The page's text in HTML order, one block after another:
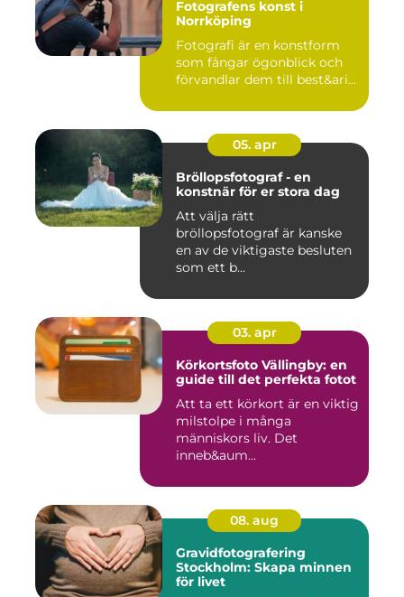
Fotografens konst i
Norrköping
Fotografi är en konstform
som fångar ögonblick och
förvandlar dem till best&ari...
05. apr
Bröllopsfotograf - en
konstnär för er stora dag
Att välja rätt
bröllopsfotograf är kanske
en av de viktigaste besluten
som ett b...
03. apr
Körkortsfoto Vällingby: en
guide till det perfekta fotot
Att ta ett körkort är en viktig
milstolpe i många
människors liv. Det
inneb&aum...
08. aug
Gravidfotografering
Stockholm: Skapa minnen
för livet